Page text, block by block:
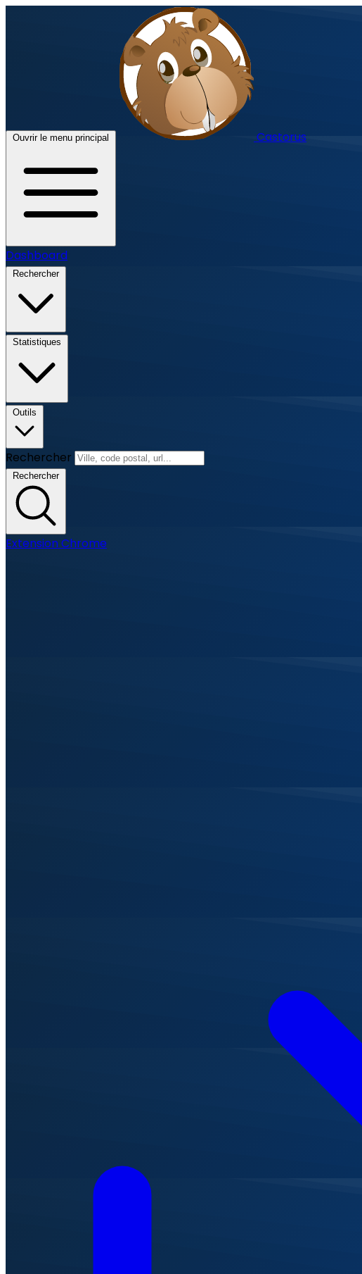
Ouvrir le menu principal Castorus
Dashboard
Rechercher
Statistiques
Outils
Rechercher
Rechercher
Extension Chrome